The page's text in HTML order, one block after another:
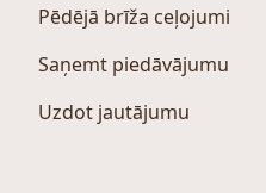
Pēdējā brīža ceļojumi
Saņemt piedāvājumu
Uzdot jautājumu